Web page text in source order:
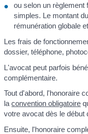
ou selon un règlement
simples. Le montant
rémunération globale
Les frais de
dossier, téléphone,
L'avocat peut parfois
complémentaire.
Tout d'abord, l'honoraire
laconvention obligatoire
votre avocat dès le début
Ensuite, l'honoraire